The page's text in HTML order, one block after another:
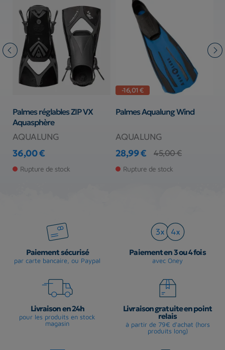
Palmes réglables ZIP VX
Aquasphère
AQUALUNG
Prix
36,00 €
Rupture de stock
-16,01 €
Palmes Aqualung Wind
AQUALUNG
Prix
28,99 €
Prix de base
45,00 €
Rupture de stock
Paiement sécurisé
par carte bancaire, ou Paypal
Paiement en 3 ou 4 fois
avec Oney
Livraison en 24h
pour les produits en stock
magasin
Livraison gratuite en point
relais
à partir de 79€ d'achat (hors
produits long)